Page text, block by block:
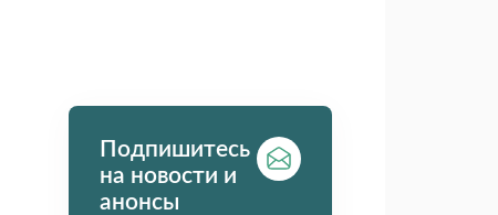
Подпишитесь
на новости и
анонсы